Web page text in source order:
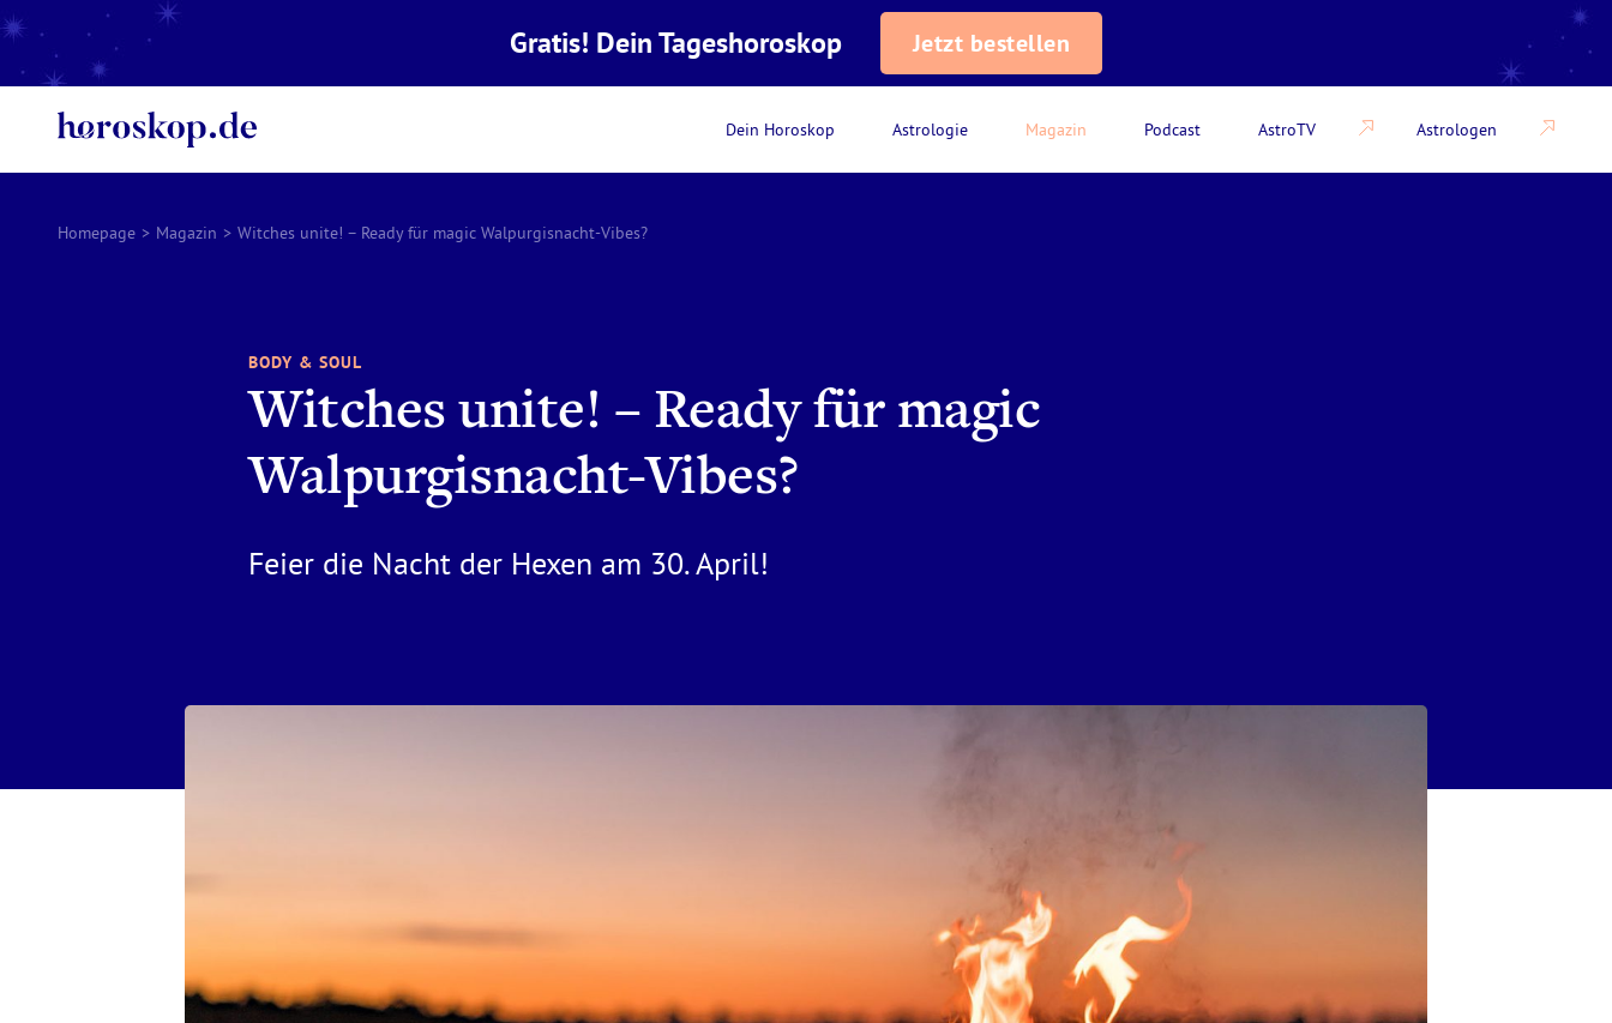
Dein Horoskop Astrologie Magazin Podcast AstroTV Astrologen
Gratis! Dein Tageshoroskop Jetzt bestellen
Homepage > Magazin > Witches unite! – Ready für magic Walpurgisnacht-Vibes?
BODY & SOUL
Witches unite! – Ready für magic
Walpurgisnacht-Vibes?
Feier die Nacht der Hexen am 30. April!